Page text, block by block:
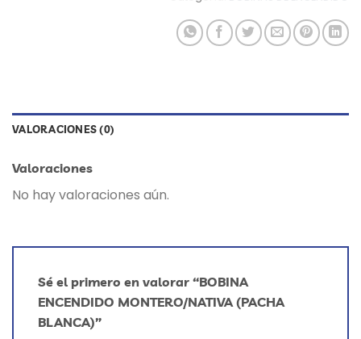
VALORACIONES (0)
Valoraciones
No hay valoraciones aún.
Sé el primero en valorar “BOBINA
ENCENDIDO MONTERO/NATIVA (PACHA
BLANCA)”